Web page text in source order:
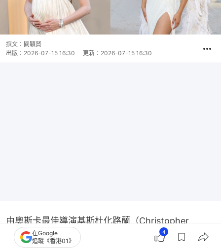
撰文： 關穎賢
出版： 2026-07-15 16:30 更新： 2026-07-15 16:30
由奧斯卡最佳導演基斯杜化路蘭（Christopher
Nolan）執導的史詩式鉅製《奧德賽》（The
在Google
追蹤《香港01》
4